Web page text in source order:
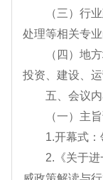
（三）行
处理等相关专
（四）地
投资、建设、运
五、会议
（一）主
1.开幕式
2.《关于